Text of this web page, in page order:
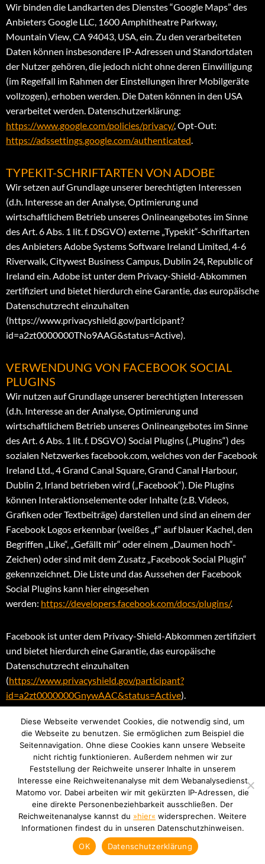
Wir binden die Landkarten des Dienstes “Google Maps” des
Anbieters Google LLC, 1600 Amphitheatre Parkway,
Mountain View, CA 94043, USA, ein. Zu den verarbeiteten
Daten können insbesondere IP-Adressen und Standortdaten
der Nutzer gehören, die jedoch nicht ohne deren Einwilligung
(im Regelfall im Rahmen der Einstellungen ihrer Mobilgeräte
vollzogen), erhoben werden. Die Daten können in den USA
verarbeitet werden. Datenschutzerklärung:
https://www.google.com/policies/privacy/, Opt-Out:
https://adssettings.google.com/authenticated.
TYPEKIT-SCHRIFTARTEN VON ADOBE
Wir setzen auf Grundlage unserer berechtigten Interessen
(d.h. Interesse an der Analyse, Optimierung und
wirtschaftlichem Betrieb unseres Onlineangebotes im Sinne
des Art. 6 Abs. 1 lit. f. DSGVO) externe „Typekit“-Schriftarten
des Anbieters Adobe Systems Software Ireland Limited, 4-6
Riverwalk, Citywest Business Campus, Dublin 24, Republic of
Ireland ein. Adobe ist unter dem Privacy-Shield-Abkommen
zertifiziert und bietet hierdurch eine Garantie, das europäische
Datenschutzrecht einzuhalten
(https://www.privacyshield.gov/participant?
id=a2zt0000000TNo9AAG&status=Active).
VERWENDUNG VON FACEBOOK SOCIAL
PLUGINS
Wir nutzen auf Grundlage unserer berechtigten Interessen
(d.h. Interesse an der Analyse, Optimierung und
wirtschaftlichem Betrieb unseres Onlineangebotes im Sinne
des Art. 6 Abs. 1 lit. f. DSGVO) Social Plugins („Plugins“) des
sozialen Netzwerkes facebook.com, welches von der Facebook
Ireland Ltd., 4 Grand Canal Square, Grand Canal Harbour,
Dublin 2, Irland betrieben wird („Facebook“). Die Plugins
können Interaktionselemente oder Inhalte (z.B. Videos,
Grafiken oder Textbeiträge) darstellen und sind an einem der
Facebook Logos erkennbar (weißes „f“ auf blauer Kachel, den
Begriffen „Like“, „Gefällt mir“ oder einem „Daumen hoch“-
Zeichen) oder sind mit dem Zusatz „Facebook Social Plugin“
gekennzeichnet. Die Liste und das Aussehen der Facebook
Social Plugins kann hier eingesehen
werden: https://developers.facebook.com/docs/plugins/.
Facebook ist unter dem Privacy-Shield-Abkommen zertifiziert
und bietet hierdurch eine Garantie, das europäische
Datenschutzrecht einzuhalten
(https://www.privacyshield.gov/participant?
id=a2zt0000000GnywAAC&status=Active).
Wenn ein Nutzer eine Funktion dieses Onlineangebotes
aufruft, die ein solches Plugin enthält, baut sein Gerät eine
direkte Verbindung mit den Servern von Facebook auf. Der
Inhalt des Plugins wird von Facebook direkt an das Gerät des
Nutzers übermittelt und von diesem in das Onlineangebot
eingebunden. Dabei können aus den verarbeiteten Daten
Nutzungsprofile der Nutzer erstellt werden. Wir haben daher
keinen Einfluss auf den Umfang der Daten, die Facebook mit
Hilfe dieses Plugins erhebt und informiert die Nutzer daher
Diese Webseite verwendet Cookies, die notwendig sind, um
die Webseite zu benutzen. Sie ermöglichen zum Beispiel die
Seitennavigation. Ohne diese Cookies kann unsere Webseite
nicht richtig funktionieren. Außerdem nehmen wir zur
Feststellung der Reichweite unserer Inhalte in unserem
Interesse eine Reichweitenanalyse mit dem Webanalysedienst
Matomo vor. Dabei arbeiten wir mit gekürzten IP-Adressen, die
eine direkte Personenbeziehbarkeit ausschließen. Der
Reichweitenanalyse kannst du »hier« widersprechen. Weitere
Informationen findest du in unseren Datenschutzhinweisen.
OK
Datenschutzerklärung